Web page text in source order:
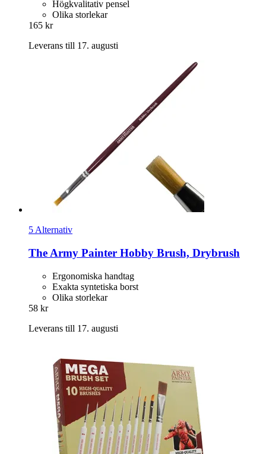
Högkvalitativ pensel
Olika storlekar
165 kr
Leverans till 17. augusti
5 Alternativ
The Army Painter Hobby Brush, Drybrush
Ergonomiska handtag
Exakta syntetiska borst
Olika storlekar
58 kr
Leverans till 17. augusti